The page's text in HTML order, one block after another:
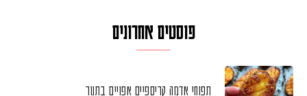
פוסטים אחרונים
תפוחי אדמה קריספיים אפויים בתנור